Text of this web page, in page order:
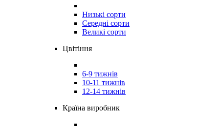
Низькі сорти
Середні сорти
Великі сорти
Цвітіння
6-9 тижнів
10-11 тижнів
12-14 тижнів
Країна виробник